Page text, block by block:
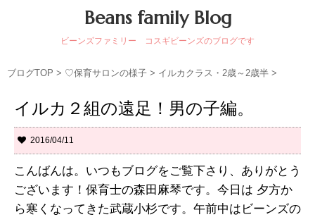
Beans family Blog
ビーンズファミリー コスギビーンズのブログです
ブログTOP > ♡保育サロンの様子 > イルカクラス・2歳～2歳半 >
イルカ２組の遠足！男の子編。
2016/04/11
こんばんは。いつもブログをご覧下さり、ありがとう
ございます！保育士の森田麻琴です。今日は 夕方か
ら寒くなってきた武蔵小杉です。午前中はビーンズの